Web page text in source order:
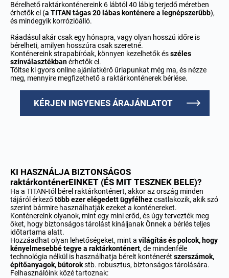
Bérelhető raktárkonténereink 6 lábtól 40 lábig terjedő méretben
érhetők el (a TITAN tágas 20 lábas konténere a legnépszerűbb),
és mindegyik korrózióálló.
Ráadásul akár csak egy hónapra, vagy olyan hosszú időre is
bérelheti, amilyen hosszúra csak szeretné.
Konténereink strapabíróak, könnyen kezelhetők ésszéles
színválasztékbanérhetők el.
Töltse ki gyors online ajánlatkérő űrlapunkat még ma, és nézze
meg, mennyire megfizethető a raktárkonténerek bérlése.
KÉRJEN INGYENES ÁRAJÁNLATOT
KI HASZNÁLJA BIZTONSÁGOS
raktárkonténerEINKET (ÉS MIT TESZNEK BELE)?
Ha a TITAN-tól bérel raktárkonténert, akkor az ország minden
tájáról érkezőtöbb ezer elégedett ügyfélhezcsatlakozik, akik szó
szerint bármire használhatják ezeket a konténereket.
Konténereink olyanok, mint egy mini erőd, és úgy tervezték meg
őket, hogy biztonságos tárolást kínáljanak Önnek a bérlés teljes
időtartama alatt.
Hozzáadhat olyan lehetőségeket, mint a világítás és polcok, hogy
kényelmesebbé tegye a raktárkonténert, de mindenféle
technológia nélkül is használhatja bérelt konténerét szerszámok,
építőanyagok, bútorokstb. robusztus, biztonságos tárolására.
Felhasználóink közé tartoznak: